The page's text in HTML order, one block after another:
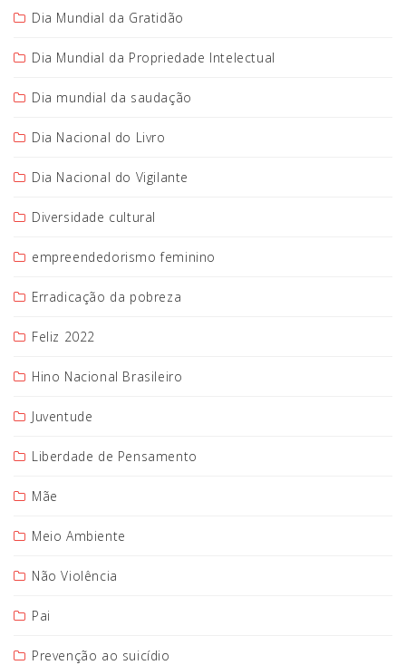
Dia Mundial da Gratidão
Dia Mundial da Propriedade Intelectual
Dia mundial da saudação
Dia Nacional do Livro
Dia Nacional do Vigilante
Diversidade cultural
empreendedorismo feminino
Erradicação da pobreza
Feliz 2022
Hino Nacional Brasileiro
Juventude
Liberdade de Pensamento
Mãe
Meio Ambiente
Não Violência
Pai
Prevenção ao suicídio